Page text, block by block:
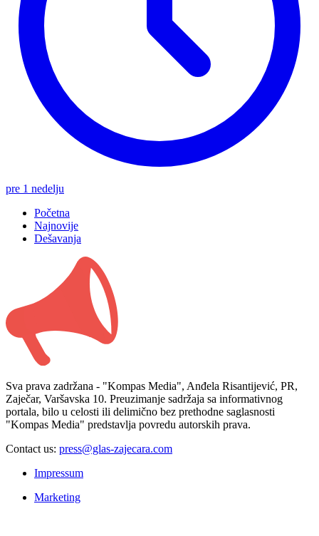
pre 1 nedelju
Početna
Najnovije
Dešavanja
Sva prava zadržana - "Kompas Media", Anđela Risantijević, PR,
Zaječar, Varšavska 10. Preuzimanje sadržaja sa informativnog
portala, bilo u celosti ili delimično bez prethodne saglasnosti
"Kompas Media" predstavlja povredu autorskih prava.
Contact us: press@glas-zajecara.com
Impressum
Marketing